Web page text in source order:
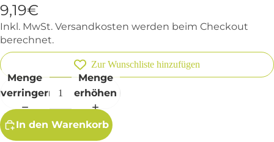
9,19€
Inkl. MwSt. Versandkosten werden beim Checkout
berechnet.
Zur Wunschliste hinzufügen
Menge
verringern
Menge
erhöhen
In den Warenkorb